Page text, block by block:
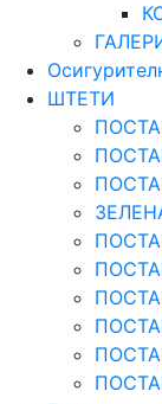
ШТЕТИ